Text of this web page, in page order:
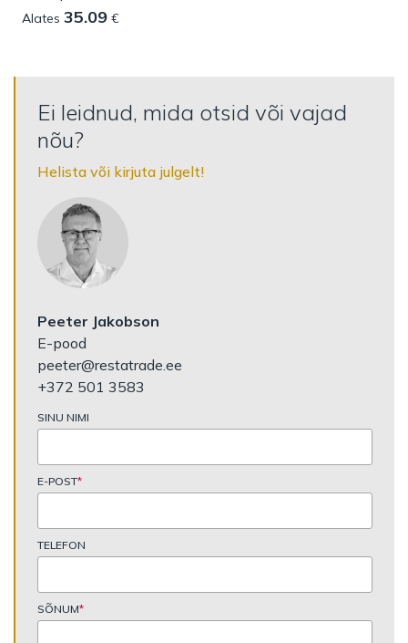
Alates 35.09 €
Ei leidnud, mida otsid või vajad
nõu?
Helista või kirjuta julgelt!
Peeter Jakobson
E-pood
peeter@restatrade.ee
+372 501 3583
SINU NIMI
E-POST*
TELEFON
SÕNUM*